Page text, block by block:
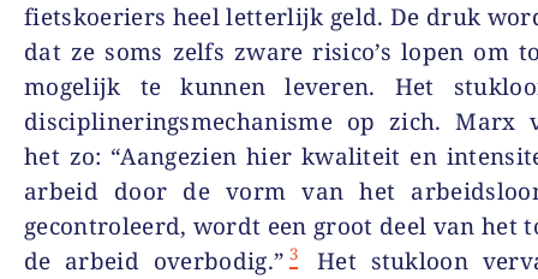
fietskoeriers heel letterlijk geld. De druk
dat ze soms zelfs zware risico’s lopen om
mogelijk te kunnen leveren. Het
disciplineringsmechanisme op zich. Marx
het zo: “Aangezien hier kwaliteit en
arbeid door de vorm van het
gecontroleerd, wordt een groot deel van het
de arbeid overbodig.” 3
Het stukloon